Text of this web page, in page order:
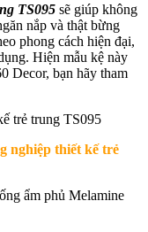
TS095 sẽ giúp không
nắp và thật bừng
phong cách hiện đại,
Hiện mẫu kệ này
Decor, bạn hãy tham
nghiệp thiết kế trẻ
ẩm phủ Melamine